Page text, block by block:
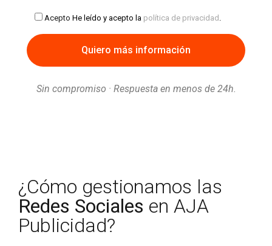
Acepto He leído y acepto la política de privacidad .
Sin compromiso · Respuesta en menos de 24h.
¿Cómo gestionamos las
Redes Sociales en AJA
Publicidad?